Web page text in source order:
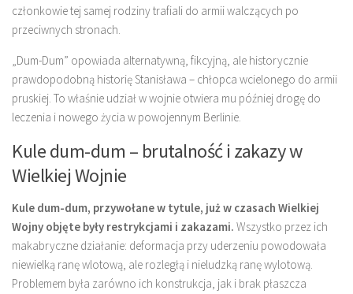
członkowie tej samej rodziny trafiali do armii walczących po
przeciwnych stronach.
„Dum-Dum” opowiada alternatywną, fikcyjną, ale historycznie
prawdopodobną historię Stanisława – chłopca wcielonego do armii
pruskiej. To właśnie udział w wojnie otwiera mu później drogę do
leczenia i nowego życia w powojennym Berlinie.
Kule dum-dum – brutalność i zakazy w
Wielkiej Wojnie
Kule dum-dum, przywołane w tytule, już w czasach Wielkiej
Wojny objęte były restrykcjami i zakazami. Wszystko przez ich
makabryczne działanie: deformacja przy uderzeniu powodowała
niewielką ranę wlotową, ale rozległą i nieludzką ranę wylotową.
Problemem była zarówno ich konstrukcja, jak i brak płaszcza